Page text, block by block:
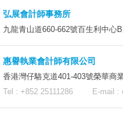
弘展會計師事務所
九龍青山道660-662號百生利中心
惠譽執業會計師有限公司
香港灣仔駱克道401-403號榮華商
Tel : +852 25111286 E-mail :